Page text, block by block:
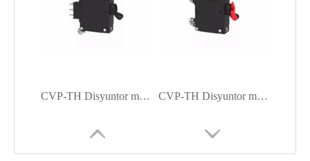
CVP-TH Disyuntor magnético hidráulico Actuador de mango largo con interruptor auxiliar y tornillo M5 doblado 90° 1P CVP-TH Disyuntor magnético hidráulico Actuador de manija larga con protección con tornillo M4 Con bus de tornillo M5 1P